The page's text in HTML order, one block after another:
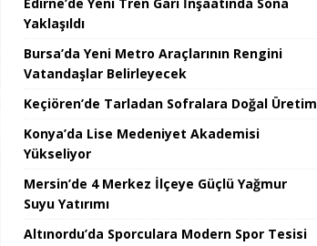
Yaklaşıldı
Bursa’da Yeni Metro Araçlarının Rengini
Vatandaşlar Belirleyecek
Keçiören’de Tarladan Sofralara Doğal Üretim
Konya’da Lise Medeniyet Akademisi
Yükseliyor
Mersin’de 4 Merkez İlçeye Güçlü Yağmur
Suyu Yatırımı
Altınordu’da Sporculara Modern Spor Tesisi